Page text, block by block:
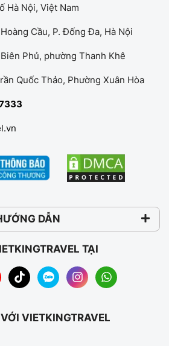
Hà Nội, Việt Nam
Cầu, P. Đống Đa, Hà Nội
Phủ, phường Thanh Khê
Quốc Thảo, Phường Xuân Hòa
DẪN
TẠI
VIETKINGTRAVEL